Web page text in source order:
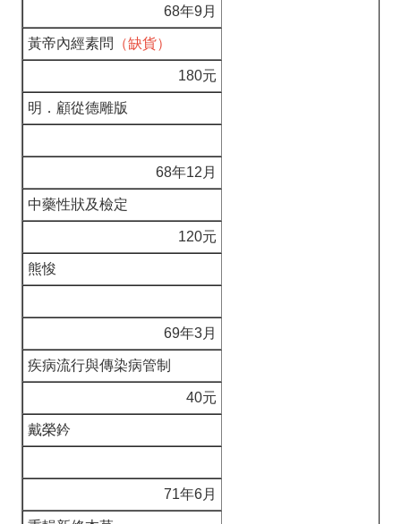
68年9月
黃帝內經素問 （缺貨）
180元
明．顧從德雕版
68年12月
中藥性狀及檢定
120元
熊悛
69年3月
疾病流行與傳染病管制
40元
戴榮鈐
71年6月